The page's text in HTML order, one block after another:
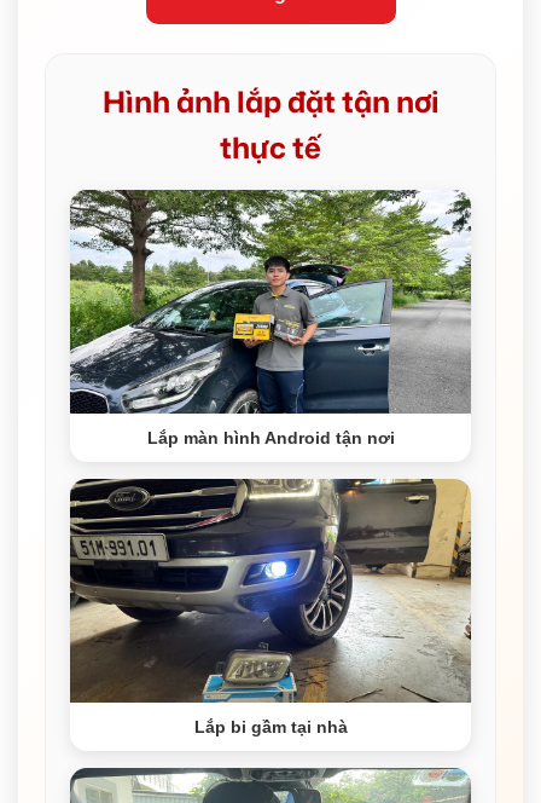
Hình ảnh lắp đặt tận nơi
thực tế
Lắp màn hình Android tận nơi
Lắp bi gầm tại nhà